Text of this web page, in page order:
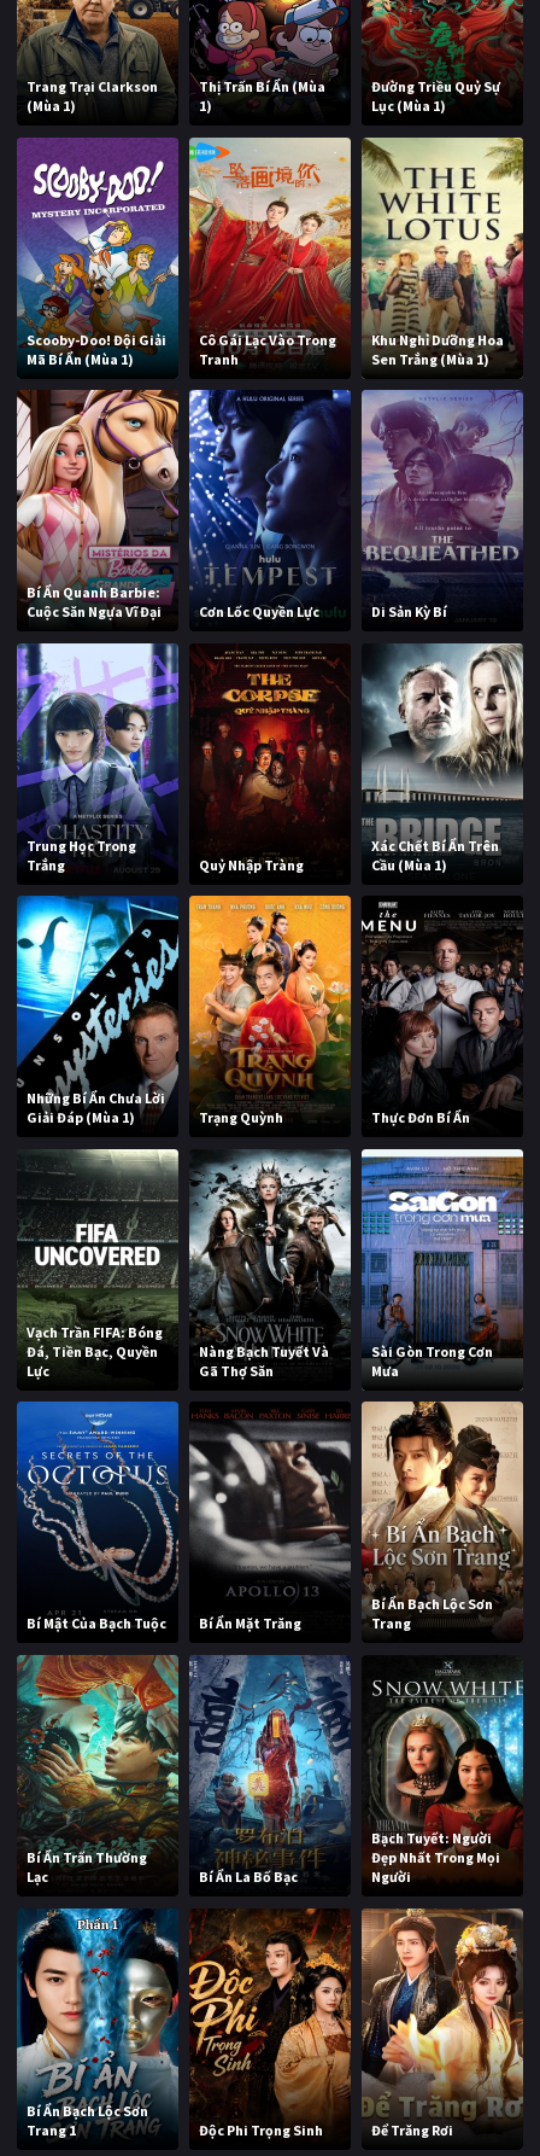
Trang Trại Clarkson
(Mùa 1)
Thị Trấn Bí Ẩn (Mùa
1)
Đường Triều Quỷ Sự
Lục (Mùa 1)
Scooby-Doo! Đội Giải
Mã Bí Ẩn (Mùa 1)
Cô Gái Lạc Vào Trong
Tranh
Khu Nghỉ Dưỡng Hoa
Sen Trắng (Mùa 1)
Bí Ẩn Quanh Barbie:
Cuộc Săn Ngựa Vĩ Đại
Cơn Lốc Quyền Lực Di Sản Kỳ Bí
Trung Học Trong
Trắng
Quỷ Nhập Tràng
Xác Chết Bí Ẩn Trên
Cầu (Mùa 1)
Những Bí Ẩn Chưa Lời
Giải Đáp (Mùa 1)
Trạng Quỳnh Thực Đơn Bí Ẩn
Vạch Trần FIFA: Bóng
Đá, Tiền Bạc, Quyền
Lực
Nàng Bạch Tuyết Và
Gã Thợ Săn
Sài Gòn Trong Cơn
Mưa
Bí Mật Của Bạch Tuộc Bí Ẩn Mặt Trăng
Bí Ẩn Bạch Lộc Sơn
Trang
Bí Ẩn Trấn Thường
Lạc
Bí Ẩn La Bố Bạc
Bạch Tuyết: Người
Đẹp Nhất Trong Mọi
Người
Bí Ẩn Bạch Lộc Sơn
Trang 1
Độc Phi Trọng Sinh Để Trăng Rơi